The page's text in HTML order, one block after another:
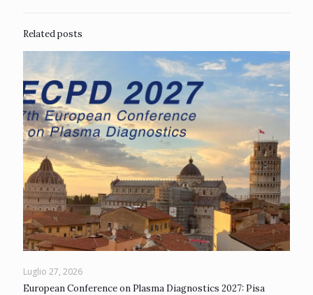
Related posts
Luglio 27, 2026
European Conference on Plasma Diagnostics 2027: Pisa